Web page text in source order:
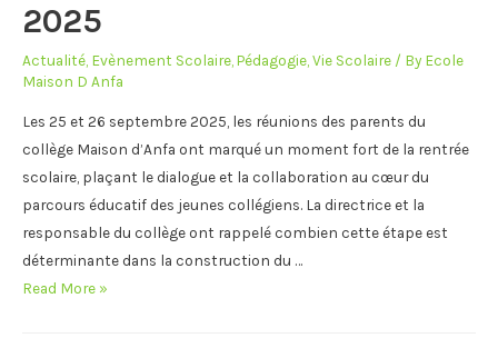
réfléchir
les
lumières!-16
2025
2025
Actualité Evènement Scolaire Pédagogie Vie Scolaire / By Ecole
Maison D Anfa
Les 25 et 26 septembre 2025, les réunions des parents du
collège Maison d’Anfa ont marqué un moment fort de la rentrée
scolaire, plaçant le dialogue et la collaboration au cœur du
parcours éducatif des jeunes collégiens. La directrice et la
responsable du collège ont rappelé combien cette étape est
déterminante dans la construction du …
Rencontres
Read More »